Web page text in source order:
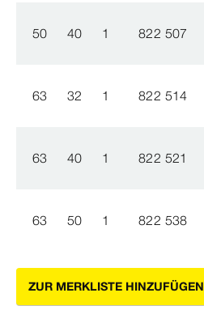
50 40 1 822 507
63 32 1 822 514
63 40 1 822 521
63 50 1 822 538
ZUR MERKLISTE HINZUFÜGEN